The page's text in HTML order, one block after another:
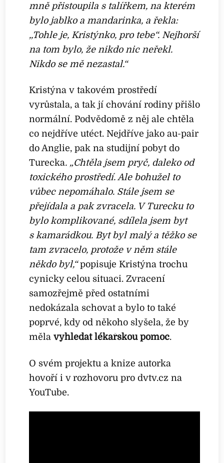
mně přistoupila s talířkem, na kterém
bylo jablko a mandarinka, a řekla:
,,Tohle je, Kristýnko, pro tebe“. Nejhorší
na tom bylo, že nikdo nic neřekl.
Nikdo se mě nezastal.“
Kristýna v takovém prostředí
vyrůstala, a tak jí chování rodiny přišlo
normální. Podvědomě z něj ale chtěla
co nejdříve utéct. Nejdříve jako au-pair
do Anglie, pak na studijní pobyt do
Turecka. „Chtěla jsem pryč, daleko od
toxického prostředí. Ale bohužel to
vůbec nepomáhalo. Stále jsem se
přejídala a pak zvracela. V Turecku to
bylo komplikované, sdílela jsem byt
s kamarádkou. Byt byl malý a těžko se
tam zvracelo, protože v něm stále
někdo byl,“popisuje Kristýna trochu
cynicky celou situaci. Zvracení
samozřejmě před ostatními
nedokázala schovat a bylo to také
poprvé, kdy od někoho slyšela, že by
mělavyhledat lékařskou pomoc.
O svém projektu a knize autorka
hovoří i v rozhovoru pro dvtv.cz na
YouTube.